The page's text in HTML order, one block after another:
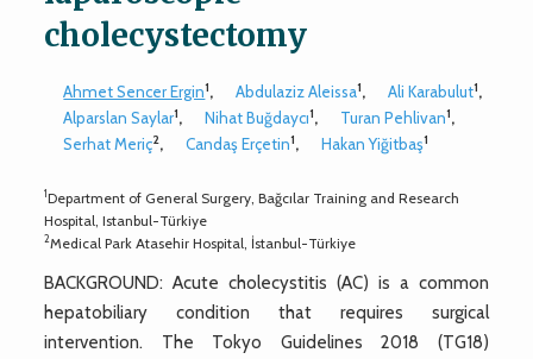
cholecystectomy
Ahmet Sencer Ergin1, Abdulaziz Aleissa1, Ali Karabulut1,
Alparslan Saylar1, Nihat Buğdaycı1, Turan Pehlivan1,
Serhat Meriç2, Candaş Erçetin1, Hakan Yiğitbaş1
1Department of General Surgery, Bağcılar Training and Research
Hospital, Istanbul-Türkiye
2Medical Park Atasehir Hospital, İstanbul-Türkiye
BACKGROUND: Acute cholecystitis (AC) is a common
hepatobiliary condition that requires surgical
intervention. The Tokyo Guidelines 2018 (TG18)